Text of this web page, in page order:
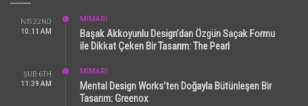
NIS 22ND
10:11 AM
MİMARİ
Başak Akkoyunlu Design’dan Özgün Saçak Formu
ile Dikkat Çeken Bir Tasarım: The Pearl
ŞUB 6TH
11:39 AM
MİMARİ
Mental Design Works’ten Doğayla Bütünleşen Bir
Tasarım: Greenox